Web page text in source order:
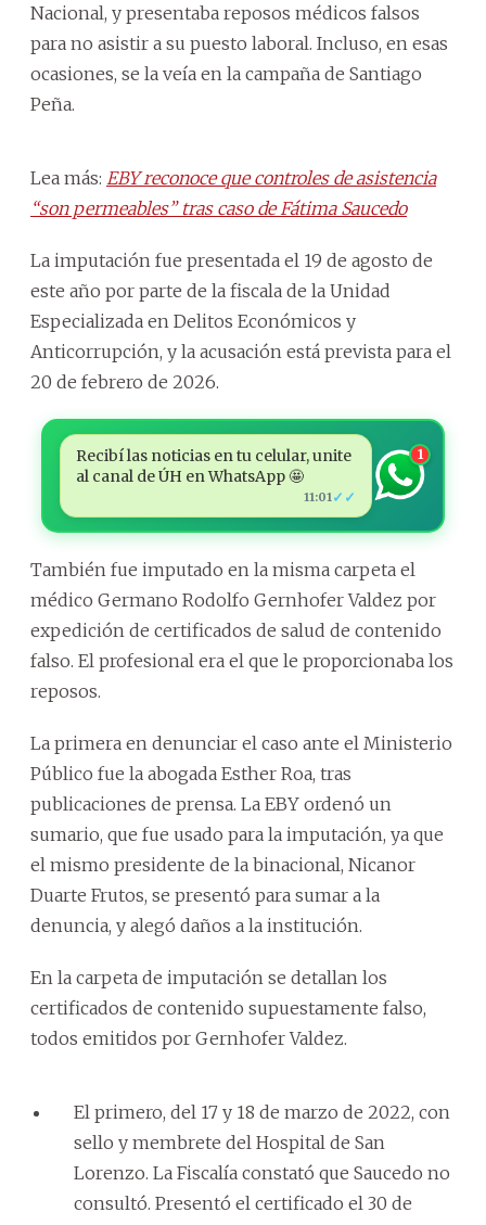
Nacional, y presentaba reposos médicos falsos
para no asistir a su puesto laboral. Incluso, en esas
ocasiones, se la veía en la campaña de Santiago
Peña.
Lea más: EBY reconoce que controles de asistencia
“son permeables” tras caso de Fátima Saucedo
La imputación fue presentada el 19 de agosto de
este año por parte de la fiscala de la Unidad
Especializada en Delitos Económicos y
Anticorrupción, y la acusación está prevista para el
20 de febrero de 2026.
Recibí las noticias en tu celular, unite
al canal de ÚH en WhatsApp 🤩
11:01 ✓✓
1
También fue imputado en la misma carpeta el
médico Germano Rodolfo Gernhofer Valdez por
expedición de certificados de salud de contenido
falso. El profesional era el que le proporcionaba los
reposos.
La primera en denunciar el caso ante el Ministerio
Público fue la abogada Esther Roa, tras
publicaciones de prensa. La EBY ordenó un
sumario, que fue usado para la imputación, ya que
el mismo presidente de la binacional, Nicanor
Duarte Frutos, se presentó para sumar a la
denuncia, y alegó daños a la institución.
En la carpeta de imputación se detallan los
certificados de contenido supuestamente falso,
todos emitidos por Gernhofer Valdez.
El primero, del 17 y 18 de marzo de 2022, con
sello y membrete del Hospital de San
Lorenzo. La Fiscalía constató que Saucedo no
consultó. Presentó el certificado el 30 de